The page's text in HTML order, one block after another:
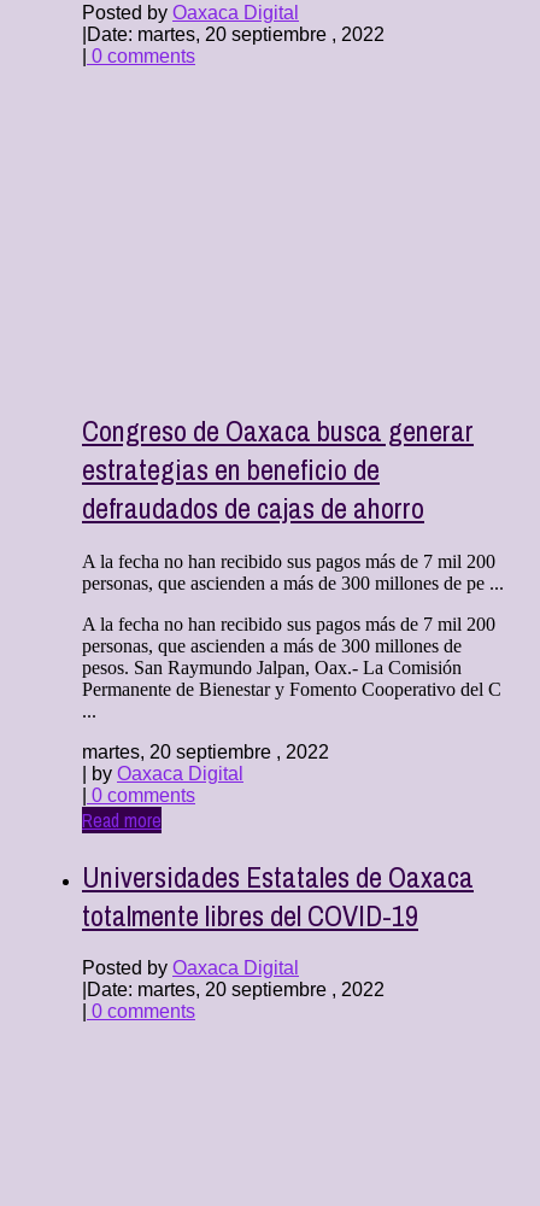
Posted by Oaxaca Digital
Date: martes, 20 septiembre , 2022
0 comments
Congreso de Oaxaca busca generar
estrategias en beneficio de
defraudados de cajas de ahorro
A la fecha no han recibido sus pagos más de 7 mil 200
personas, que ascienden a más de 300 millones de pe ...
A la fecha no han recibido sus pagos más de 7 mil 200
personas, que ascienden a más de 300 millones de
pesos. San Raymundo Jalpan, Oax.- La Comisión
Permanente de Bienestar y Fomento Cooperativo del C
...
martes, 20 septiembre , 2022
| by Oaxaca Digital
0 comments
Read more
Universidades Estatales de Oaxaca
totalmente libres del COVID-19
Posted by Oaxaca Digital
Date: martes, 20 septiembre , 2022
0 comments